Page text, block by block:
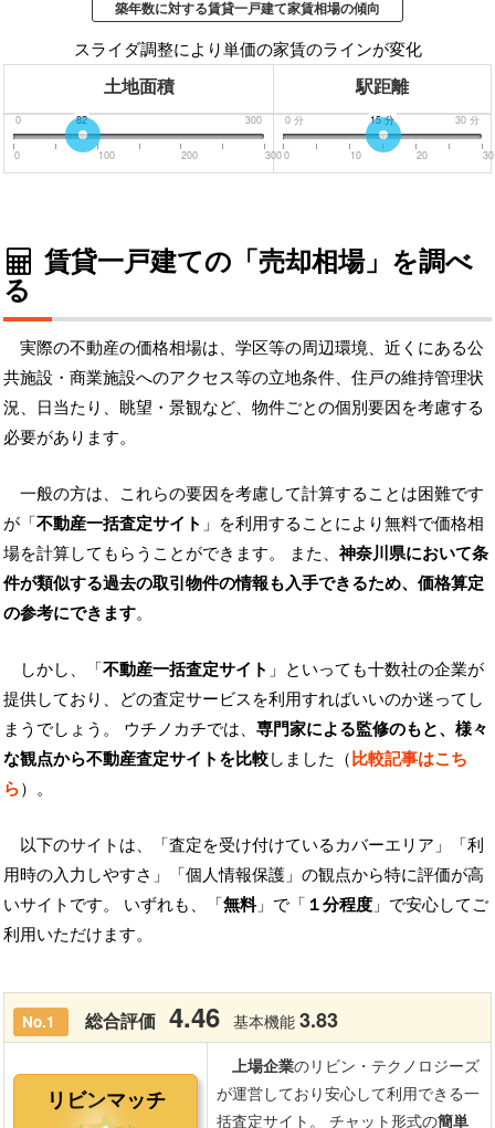
築年数に対する賃貸一戸建て家賃相場の傾向
スライダ調整により単価の家賃のラインが変化
土地面積 駅距離
0 300
82
0 100 200 300
0分 30分
15分
0 10 20 30
賃貸一戸建ての「売却相場」を調べ
る
実際の不動産の価格相場は、学区等の周辺環境、近くにある公
共施設・商業施設へのアクセス等の立地条件、住戸の維持管理状
況、日当たり、眺望・景観など、物件ごとの個別要因を考慮する
必要があります。
一般の方は、これらの要因を考慮して計算することは困難です
が「不動産一括査定サイト 」を利用することにより無料で価格相
場を計算してもらうことができます。 また、 神奈川県において条
件が類似する過去の取引物件の情報も入手できるため、価格算定
の参考にできます。
しかし、「不動産一括査定サイト 」といっても十数社の企業が
提供しており、どの査定サービスを利用すればいいのか迷ってし
まうでしょう。 ウチノカチでは、 専門家による監修のもと、様々
な観点から不動産査定サイトを比較しました（比較記事はこち
ら）。
以下のサイトは、「査定を受け付けているカバーエリア」「利
用時の入力しやすさ」「個人情報保護」の観点から特に評価が高
いサイトです。 いずれも、「無料」で「 １分程度 」で安心してご
利用いただけます。